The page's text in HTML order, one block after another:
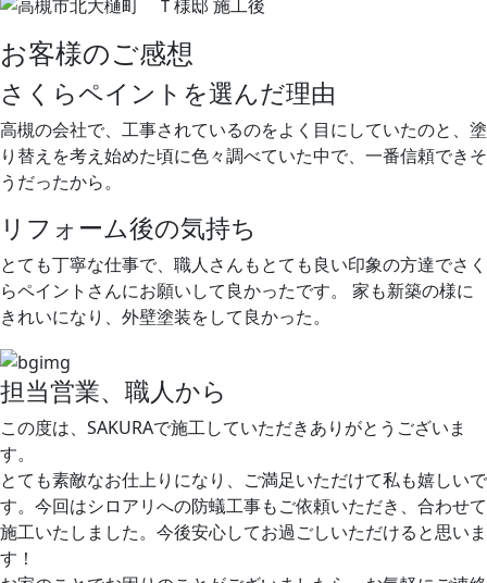
お客様のご感想
さくらペイントを選んだ理由
高槻の会社で、工事されているのをよく目にしていたのと、塗
り替えを考え始めた頃に色々調べていた中で、一番信頼できそ
うだったから。
リフォーム後の気持ち
とても丁寧な仕事で、職人さんもとても良い印象の方達でさく
らペイントさんにお願いして良かったです。 家も新築の様に
きれいになり、外壁塗装をして良かった。
担当営業、職人から
この度は、SAKURAで施工していただきありがとうございま
す。
とても素敵なお仕上りになり、ご満足いただけて私も嬉しいで
す。今回はシロアリへの防蟻工事もご依頼いただき、合わせて
施工いたしました。今後安心してお過ごしいただけると思いま
す！